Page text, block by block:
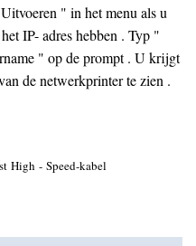
" in het menu als u
IP- adres hebben . Typ "
" op de prompt . U krijgt
de netwerkprinter te zien .
High - Speed-kabel